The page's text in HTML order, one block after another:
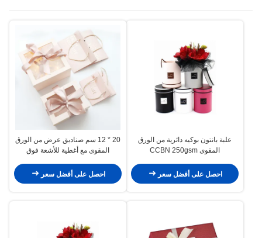
علبة بانتون بوكيه دائرية من الورق
المقوى CCBN 250gsm
احصل على أفضل سعر
20 * 12 سم صناديق عرض من الورق
المقوى مع أغطية للأشعة فوق
احصل على أفضل سعر